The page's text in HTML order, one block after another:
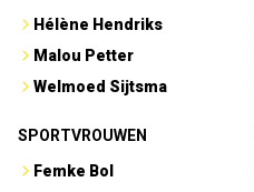
Hélène Hendriks
Malou Petter
Welmoed Sijtsma
SPORTVROUWEN
Femke Bol